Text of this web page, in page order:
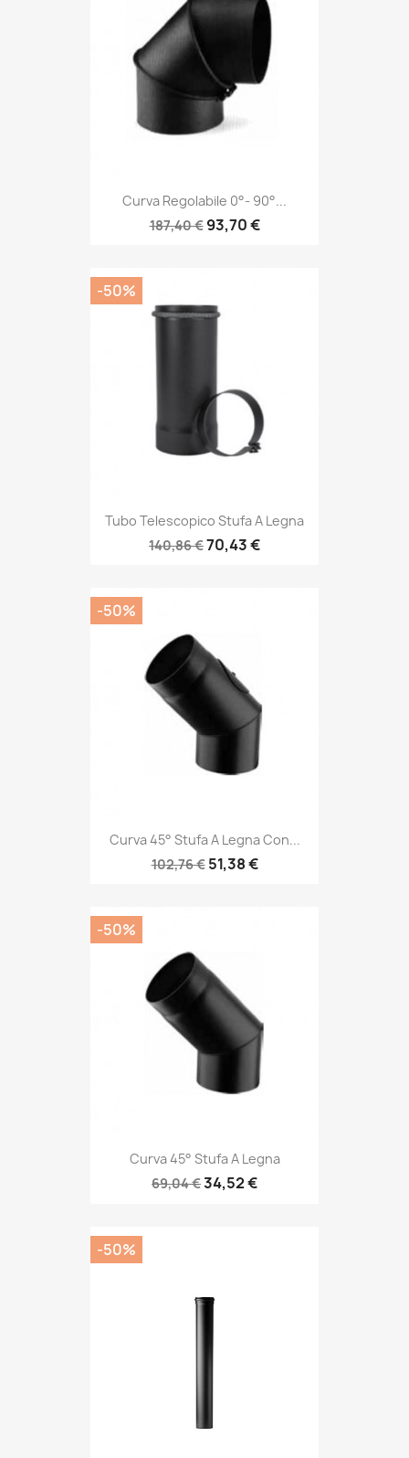
Curva Regolabile 0°- 90°...
187,40 € 93,70 €
Tubo Telescopico Stufa A Legna
140,86 €70,43 €
-50%
Curva 45° Stufa A Legna Con...
102,76 € 51,38 €
-50%
Curva 45° Stufa A Legna
69,04 €34,52 €
-50%
-50%